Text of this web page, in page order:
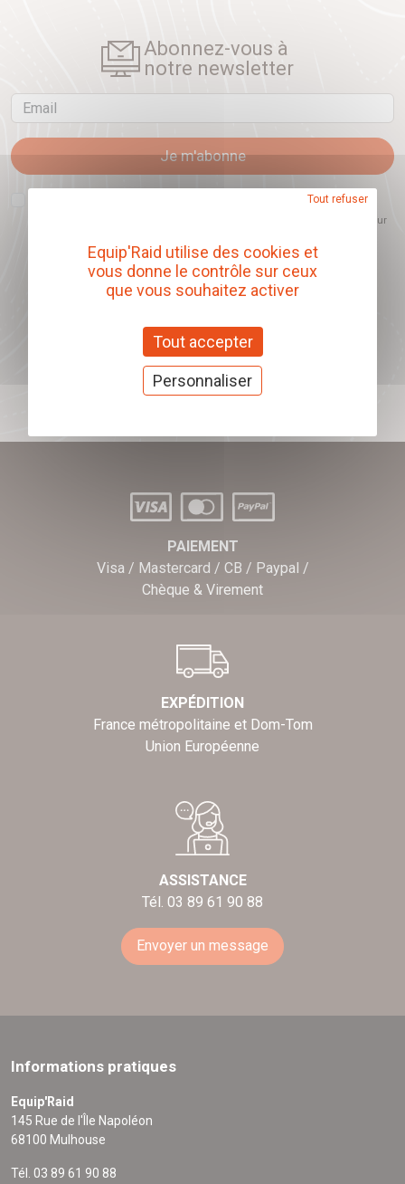
Abonnez-vous à
notre newsletter
Email
Je m'abonne
J'accepte que l'ouverture des newsletters soit mesurée, afin de mieux
proposés. Ce choix est modifiable à tout moment et reste sans incidence sur
cadeaux
J'offre des chèques cadeaux
PAIEMENT
Visa / Mastercard / CB / Paypal /
Chèque & Virement
EXPÉDITION
France métropolitaine et Dom-Tom
Union Européenne
ASSISTANCE
Tél. 03 89 61 90 88
Envoyer un message
Informations pratiques
Equip'Raid
145 Rue de l'Île Napoléon
68100 Mulhouse
Tél. 03 89 61 90 88
Equip'Raid utilise des cookies et
vous donne le contrôle sur ceux
que vous souhaitez activer
Tout accepter
Tout refuser
Personnaliser